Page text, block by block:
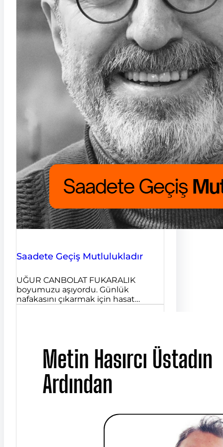
Saadete Geçiş Mutlulukladır
UĞUR CANBOLAT FUKARALIK
boyumuzu aşıyordu. Günlük
nafakasını çıkarmak için hasat…